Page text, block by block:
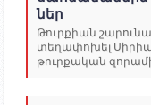
ներ
Թուրքիան
տեղափոխել
թուրքական